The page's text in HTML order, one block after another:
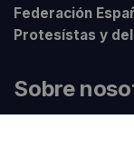
Federación
Protesístas y
Sobre